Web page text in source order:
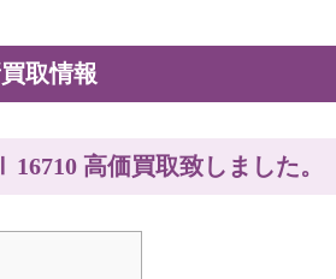
取情報
16710 高価買取致しました。